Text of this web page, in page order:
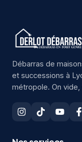
Débarras de
et successions à
métropole. On